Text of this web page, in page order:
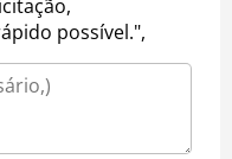
possível.",